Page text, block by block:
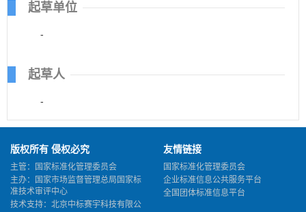
起草单位
-
起草人
-
版权所有 侵权必究
主管：国家标准化管理委员会
主办：国家市场监督管理总局国家标
准技术审评中心
技术支持：北京中标赛宇科技有限公
友情链接
国家标准化管理委员会
企业标准信息公共服务平台
全国团体标准信息平台